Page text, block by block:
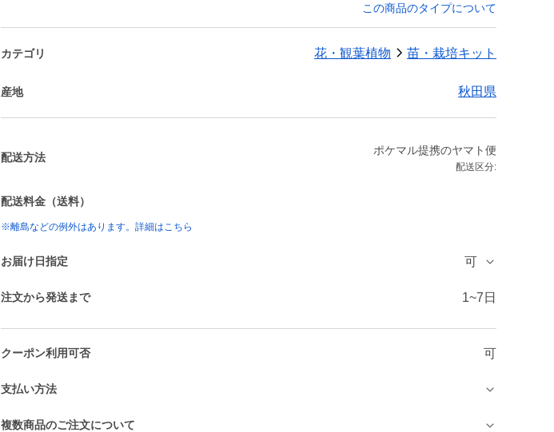
この商品のタイプについて
カテゴリ 花・観葉植物 苗・栽培キット
産地 秋田県
配送方法
ポケマル提携のヤマト便
配送区分:
配送料金（送料）
※離島などの例外はあります。詳細はこちら
お届け日指定 可
注文から発送まで 1~7日
クーポン利用可否 可
支払い方法
複数商品のご注文について